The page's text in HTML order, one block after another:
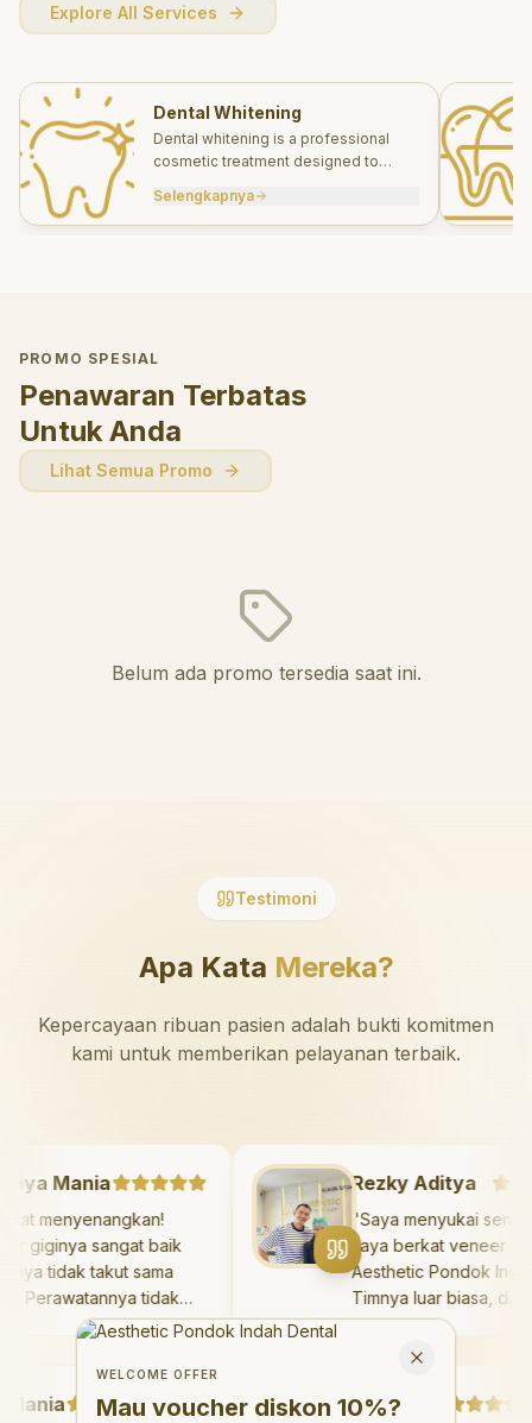
Explore All Services
Dental Whitening
Dental whitening is a professional
cosmetic treatment designed to
effectively.
Selengkapnya
PROMO SPESIAL
Penawaran Terbatas
Untuk Anda
Lihat Semua Promo
Belum ada promo tersedia saat ini.
Testimoni
Apa Kata Mereka?
Kepercayaan ribuan pasien adalah bukti komitmen
kami untuk memberikan pelayanan terbaik.
Mazaya Mania
Sangat menyenangkan!
Dokter giginya sangat baik
dan saya tidak takut sama
sekali. Perawatannya tidak
sakit, dan saya bisa bermain
Saya suka pergi ke dokter
gigi sekarang!"
Rezky Aditya
"Saya menyukai
saya berkat
Aesthetic Pondok
Timnya luar biasa,
hasilnya melebihi
saya. Saya
hari.
Debby Sahertian
Welcome Offer
Mau voucher diskon <strong>10%</strong>?
WELCOME OFFER
Mau voucher diskon 10%?
Close